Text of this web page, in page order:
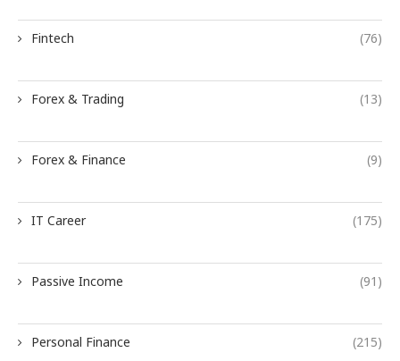
Fintech (76)
Forex & Trading (13)
Forex & Finance (9)
IT Career (175)
Passive Income (91)
Personal Finance (215)